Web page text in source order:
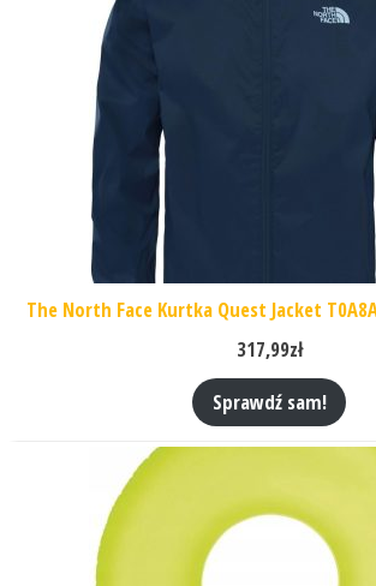
The North Face Kurtka Quest Jacket
317,99zł
Sprawdź sam!